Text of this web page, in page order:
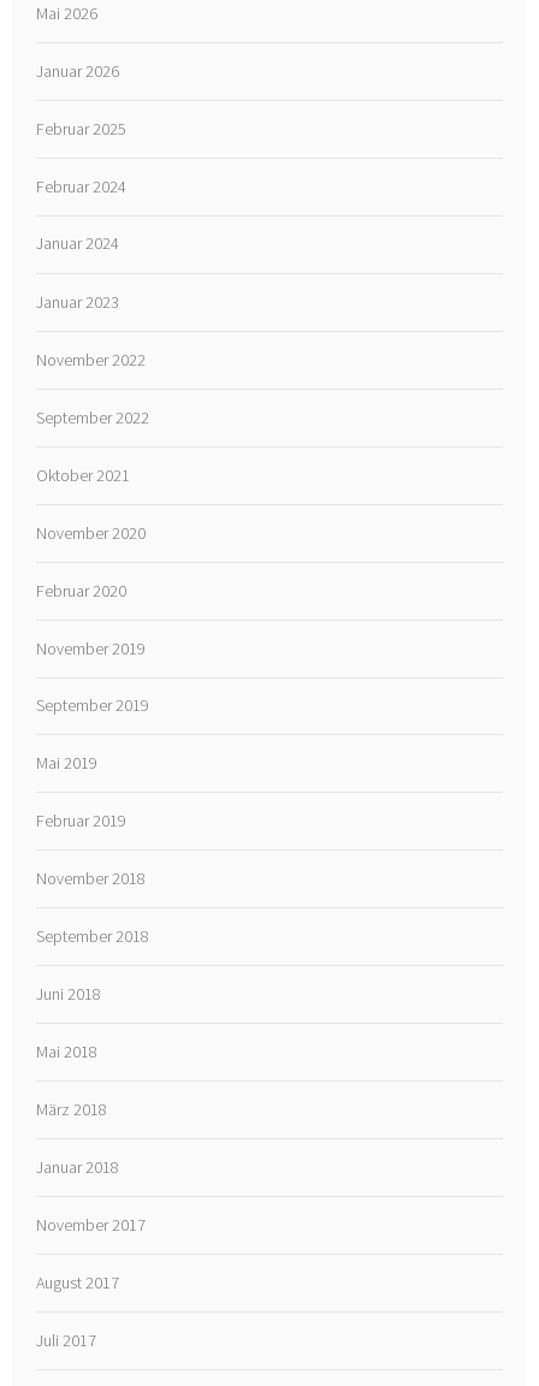
Mai 2026
Januar 2026
Februar 2025
Februar 2024
Januar 2024
Januar 2023
November 2022
September 2022
Oktober 2021
November 2020
Februar 2020
November 2019
September 2019
Mai 2019
Februar 2019
November 2018
September 2018
Juni 2018
Mai 2018
März 2018
Januar 2018
November 2017
August 2017
Juli 2017